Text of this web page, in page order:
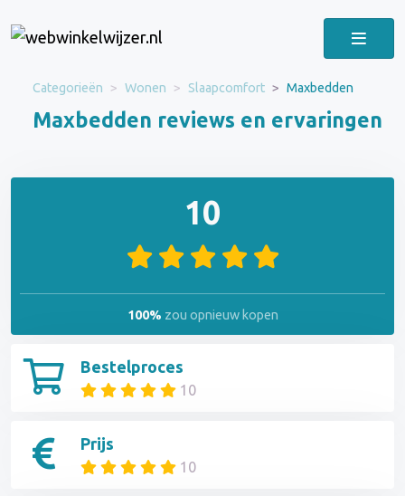
Categorieën Wonen Slaapcomfort Maxbedden
Maxbedden reviews en ervaringen
Bestelproces
10
Prijs
10
10
100% zou opnieuw kopen